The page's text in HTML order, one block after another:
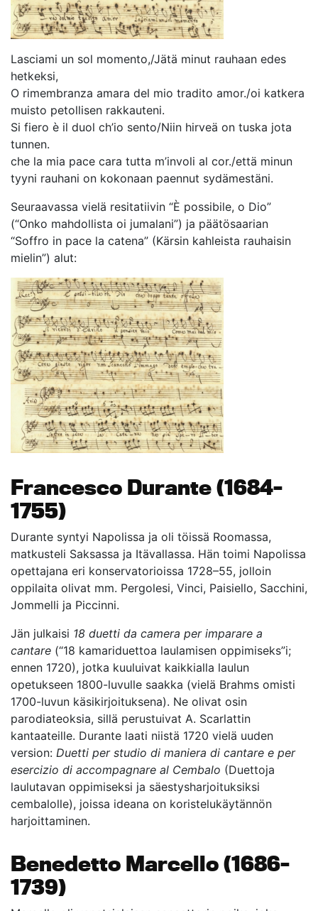
Lasciami un sol momento,/Jätä minut rauhaan edes
hetkeksi,
O rimembranza amara del mio tradito amor./oi katkera
muisto petollisen rakkauteni.
Si fiero è il duol ch’io sento/Niin hirveä on tuska jota
tunnen.
che la mia pace cara tutta m’involi al cor./että minun
tyyni rauhani on kokonaan paennut sydämestäni.
Seuraavassa vielä resitatiivin “È possibile, o Dio”
(“Onko mahdollista oi jumalani”) ja päätösaarian
“Soffro in pace la catena” (Kärsin kahleista rauhaisin
mielin”) alut:
Francesco Durante (1684–
1755)
Durante syntyi Napolissa ja oli töissä Roomassa,
matkusteli Saksassa ja Itävallassa. Hän toimi Napolissa
opettajana eri konservatorioissa 1728–55, jolloin
oppilaita olivat mm. Pergolesi, Vinci, Paisiello, Sacchini,
Jommelli ja Piccinni.
Jän julkaisi 18 duetti da camera per imparare a
cantare (“18 kamariduettoa laulamisen oppimiseks”i;
ennen 1720), jotka kuuluivat kaikkialla laulun
opetukseen 1800-luvulle saakka (vielä Brahms omisti
1700-luvun käsikirjoituksena). Ne olivat osin
parodiateoksia, sillä perustuivat A. Scarlattin
kantaateille. Durante laati niistä 1720 vielä uuden
version: Duetti per studio di maniera di cantare e per
esercizio di accompagnare al Cembalo (Duettoja
laulutavan oppimiseksi ja säestysharjoituksiksi
cembalolle), joissa ideana on koristelukäytännön
harjoittaminen.
Benedetto Marcello (1686–
1739)